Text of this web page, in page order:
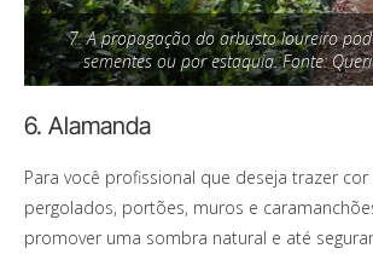
7. A propagação do arbusto loureiro
sementes ou por estaquia. Fonte:
6. Alamanda
Para você profissional que deseja trazer
pergolados, portões, muros e
promover uma sombra natural e até